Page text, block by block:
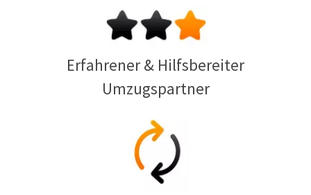
Erfahrener & Hilfsbereiter
Umzugspartner